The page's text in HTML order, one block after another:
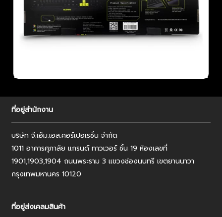
ที่อยู่สำนักงาน
บริษัท จี.เอ็ม.เอส.คอร์เปอเรชั่น จำกัด
1011 อาคารศุภาลัย แกรนด์ ทาวเวอร์ ชั้น 19 ห้องเลขที่
1901,1903,1904 ถนนพระราม 3 แขวงช่องนนทรี เขตยานนาวา
กรุงเทพมหานคร 10120
ที่อยู่ส่งเคลมสินค้า